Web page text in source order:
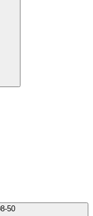
+7 (921) 932-08-50